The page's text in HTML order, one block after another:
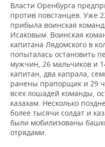
Власти Оренбурга
против повстанцев. Уже
прибыла воинская
Исаковым. Воинская
капитана Лядомского в
попыталась остановить
мужчин, 26 мальчиков и
капитан, два капрала,
ранены прапорщик и 29
всех лошадей команды,
казахам. Несколько
более тысячи солдат и
были мобилизованы
отрядами.